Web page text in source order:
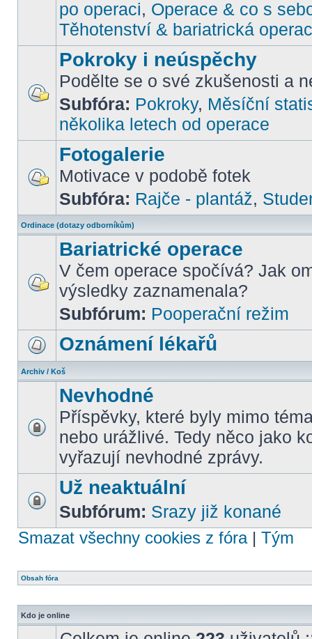
po operaci, Operace & co s
Těhotenství & bariatrická
Pokroky i neúspěchy
Podělte se o své zkušenosti a
Subfóra: Pokroky, Měsíční
několika letech od operace
Fotogalerie
Motivace v podobě fotek
Subfóra: Rajče - plantáž,
Ordinace (dotazy odborníkům)
Bariatrické operace
V čem operace spočívá? Jak
výsledky zaznamenala?
Subfórum: Pooperační režim
Oznámení lékařů
Archiv / Koš
Nevhodné
Příspěvky, které byly mimo
nebo urážlivé. Tedy něco jako
vyřazují nevhodné zprávy.
Už neaktuální
Subfórum: Srazy již konané
Smazat všechny cookies z fóra| Tým
Obsah fóra
Kdo je online